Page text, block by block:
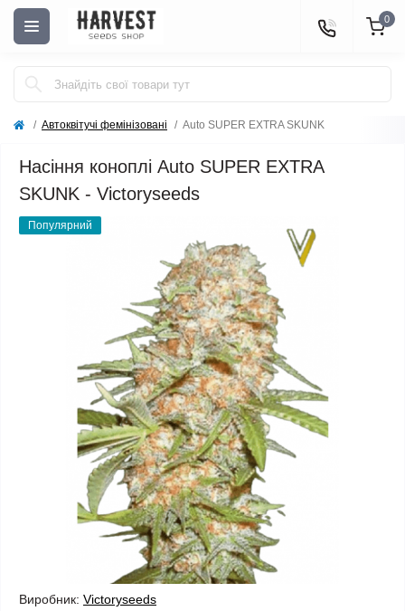
0
Автоквітучі фемінізовані Auto SUPER EXTRA SKUNK
Насіння коноплі Auto SUPER EXTRA
SKUNK - Victoryseeds
Популярний
Виробник: Victoryseeds